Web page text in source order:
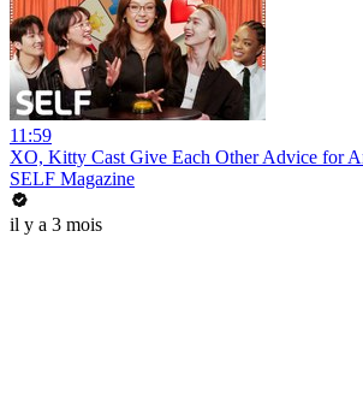
11:59
XO, Kitty Cast Give Each Other Advice for
SELF Magazine
il y a 3 mois